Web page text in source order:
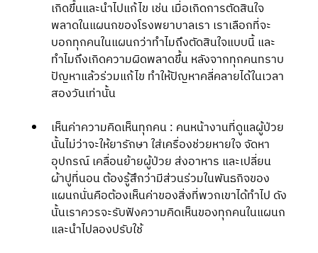
เกิดขึ้นและนำไปแก้ไข เช่น เมื่อเกิดการตัดสินใจ
พลาดในแผนกของโรงพยาบาลเรา เราเลือกที่จะ
บอกทุกคนในแผนกว่าทำไมถึงตัดสินใจแบบนี้ และ
ทำไมถึงเกิดความผิดพลาดขึ้น หลังจากทุกคนทราบ
ปัญหาแล้วร่วมแก้ไข ทำให้ปัญหาคลี่คลายได้ในเวลา
สองวันเท่านั้น
เห็นค่าความคิดเห็นทุกคน : คนหน้างานที่ดูแลผู้ป่วย
นั้นไม่ว่าจะให้ยารักษา ใส่เครื่องช่วยหายใจ จัดหา
อุปกรณ์ เคลื่อนย้ายผู้ป่วย ส่งอาหาร และเปลี่ยน
ผ้าปูที่นอน ต้องรู้สึกว่ามีส่วนร่วมในพันธกิจของ
แผนกนั่นคือต้องเห็นค่าของสิ่งที่พวกเขาได้ทำไป ดัง
นั้นเราควรจะรับฟังความคิดเห็นของทุกคนในแผนก
และนำไปลองปรับใช้